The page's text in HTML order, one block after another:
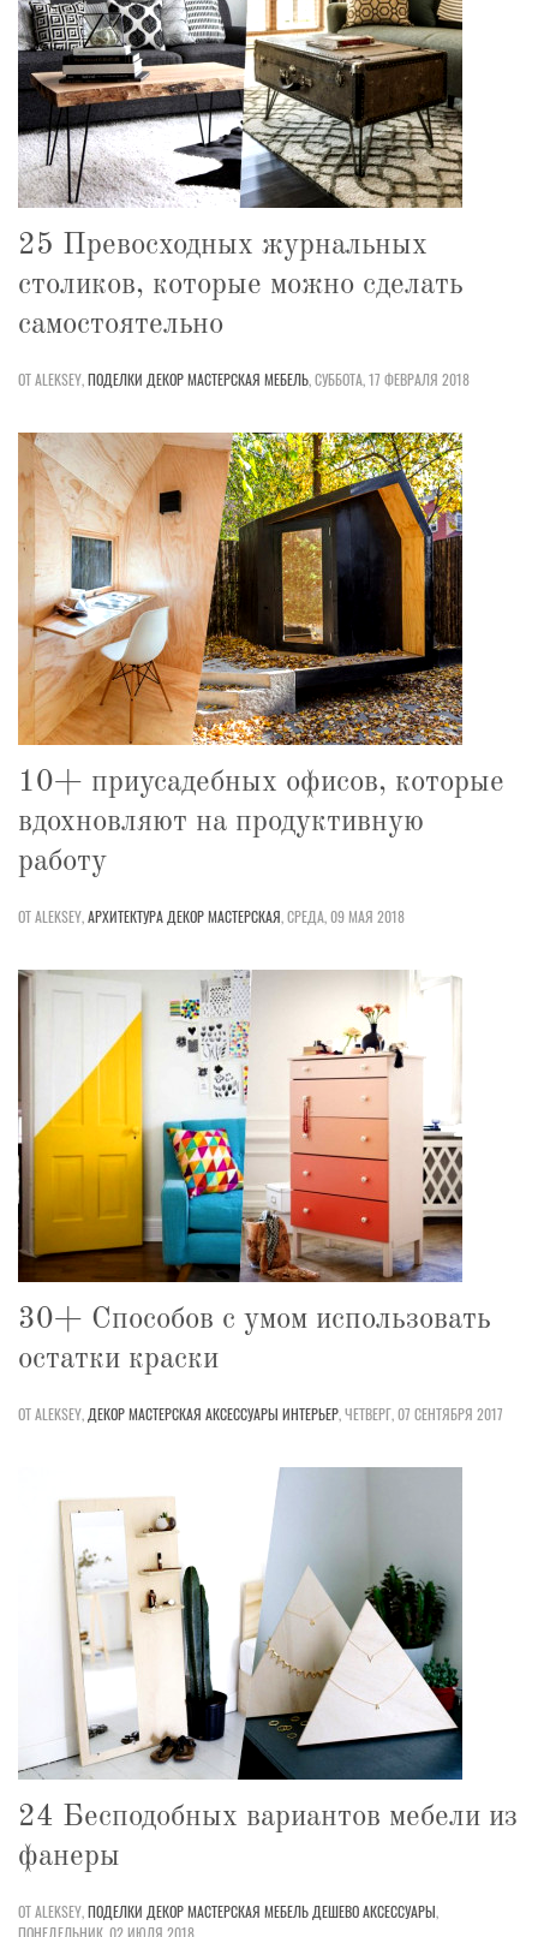
25 Превосходных журнальных
столиков, которые можно сделать
самостоятельно
ОТ ALEKSEY,ПОДЕЛКИ ДЕКОРМАСТЕРСКАЯ МЕБЕЛЬ,СУББОТА, 17 ФЕВРАЛЯ 2018
10+ приусадебных офисов, которые
вдохновляют на продуктивную
работу
ОТ ALEKSEY,АРХИТЕКТУРА ДЕКОРМАСТЕРСКАЯ,СРЕДА, 09 МАЯ 2018
30+ Способов с умом использовать
остатки краски
ОТ ALEKSEY, ДЕКОРМАСТЕРСКАЯ АКСЕССУАРЫ ИНТЕРЬЕР,ЧЕТВЕРГ, 07 СЕНТЯБРЯ 2017
24 Бесподобных вариантов мебели из
фанеры
ОТ ALEKSEY,ПОДЕЛКИ ДЕКОРМАСТЕРСКАЯ МЕБЕЛЬ ДЕШЕВОАКСЕССУАРЫ,